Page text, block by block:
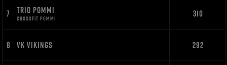
7 TRIO POMMI
CROSSFIT POMMI 310
8 VK VIKINGS 292